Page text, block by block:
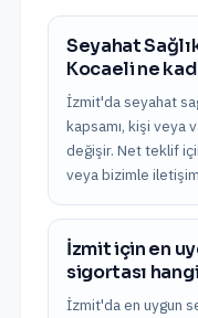
Seyahat
Kocaeli ne
İzmit'da seyahat
kapsamı, kişi veya
değişir. Net teklif
veya bizimle
İzmit için en
sigortası
İzmit'da en uygun